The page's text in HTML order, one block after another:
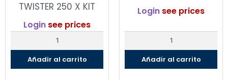
TWISTER 250 X KIT
Login see prices
Añadir al carrito
Login see prices
Añadir al carrito